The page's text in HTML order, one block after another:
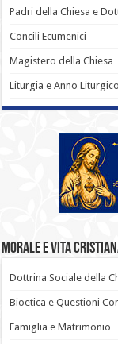
Padri della Chiesa e
Concili Ecumenici
Magistero della Chiesa
Liturgia e Anno Liturgico
Morale e Vita
Dottrina Sociale della
Bioetica e Questioni
Famiglia e Matrimonio